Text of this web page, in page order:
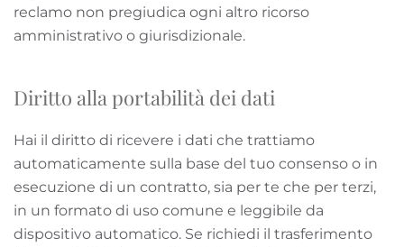
reclamo non pregiudica ogni altro ricorso
amministrativo o giurisdizionale.
Diritto alla portabilità dei dati
Hai il diritto di ricevere i dati che trattiamo
automaticamente sulla base del tuo consenso o in
esecuzione di un contratto, sia per te che per terzi,
in un formato di uso comune e leggibile da
dispositivo automatico. Se richiedi il trasferimento